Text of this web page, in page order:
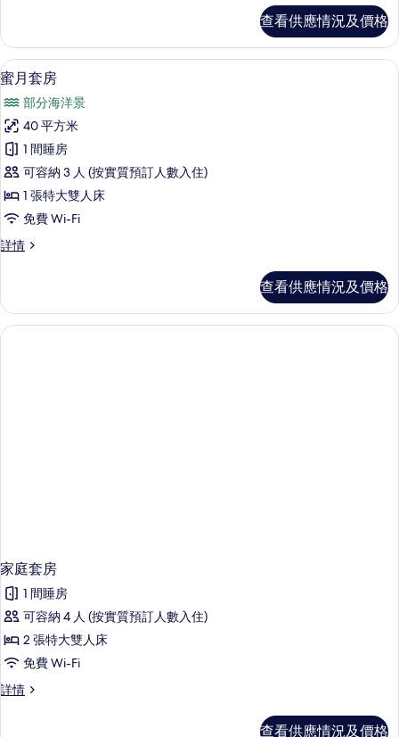
台
的
相
片
露
台
詳
查看供應情況及價格
載
入
所
有
蜜
月
套
房
的
片
蜜月套房 | 記憶棉床墊、迷你吧、房內
9
蜜月套房
部分海洋景
40 平方米
1 間睡房
可容納 3 人 (按實質預訂人數入住)
1 張特大雙人床
免費 Wi-Fi
詳情
蜜
詳
情
查看供應情況及價格
家庭套房
1 間睡房
可容納 4 人 (按實質預訂人數入住)
2 張特大雙人床
免費 Wi-Fi
詳情
家
查看供應情況及價格